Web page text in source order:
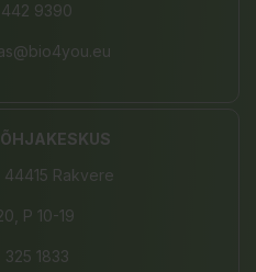
9390
Rakvere
P 10-19
1833